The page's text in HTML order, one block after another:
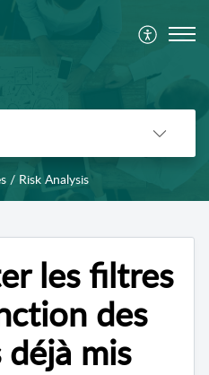
/ Risk Analysis
les filtres
des
mis